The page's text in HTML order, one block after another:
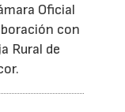
Oficial
con
Rural de